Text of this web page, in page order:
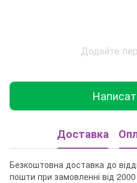
Додайте
Доставка
Безкоштовна доставка до
пошти при замовленні від 2000